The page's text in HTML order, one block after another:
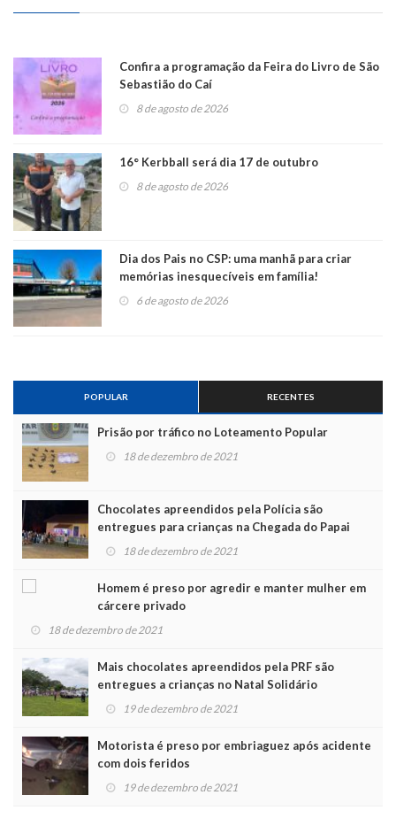
Confira a programação da Feira do Livro de São
Sebastião do Caí
8 de agosto de 2026
16° Kerbball será dia 17 de outubro
8 de agosto de 2026
Dia dos Pais no CSP: uma manhã para criar
memórias inesquecíveis em família!
6 de agosto de 2026
POPULAR RECENTES
Prisão por tráfico no Loteamento Popular
18 de dezembro de 2021
Chocolates apreendidos pela Polícia são
entregues para crianças na Chegada do Papai
Noel
18 de dezembro de 2021
Homem é preso por agredir e manter mulher em
cárcere privado
18 de dezembro de 2021
Mais chocolates apreendidos pela PRF são
entregues a crianças no Natal Solidário
19 de dezembro de 2021
Motorista é preso por embriaguez após acidente
com dois feridos
19 de dezembro de 2021